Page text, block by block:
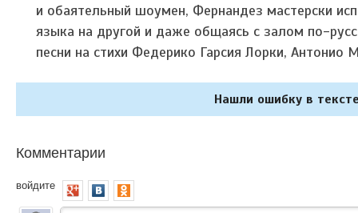
и обаятельный шоумен, Фернандез мастерски
языка на другой и даже общаясь с залом по-
песни на стихи Федерико Гарсия Лорки, Антонио
Нашли ошибку в
Комментарии
войдите